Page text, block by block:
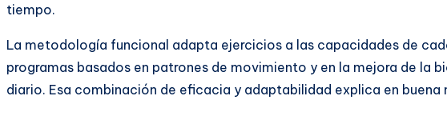
tiempo.
La metodología funcional adapta ejercicios a las capacidades de
programas basados en patrones de movimiento y en la mejora de la
diario. Esa combinación de eficacia y adaptabilidad explica en buena